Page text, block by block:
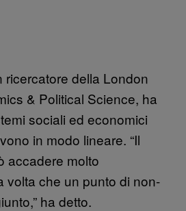
ricercatore della London
& Political Science, ha
sociali ed economici
in modo lineare. “Il
accadere molto
volta che un punto di non-
ha detto.